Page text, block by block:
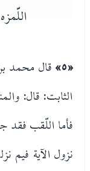
اللّمزه
«٥»
قال محمد
الثابت: قال:
فأما اللّقب فقد
نزول الآية